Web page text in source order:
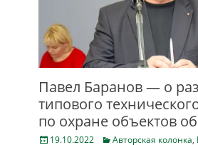
Павел Баранов — о
типового
по охране объектов
Posted
19.10.2022 Categories
Авторская колонка,